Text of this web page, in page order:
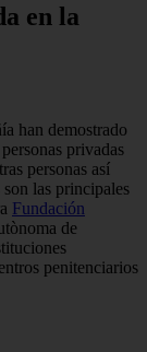
en la
han demostrado
privadas
personas así
son las principales
Fundación
de
penitenciarios